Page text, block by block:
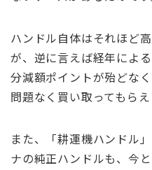
ハンドル自体はそれほど
が、逆に言えば経年によ
分減額ポイントが殆どな
問題なく買い取ってもらえ
また、「耕運機ハンドル
ナの純正ハンドルも、今